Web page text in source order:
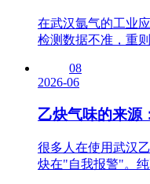
在武汉氩气的工业
检测数据不准，重
08
2026-06
乙炔气味的来源
很多人在使用武汉
炔在"自我报警"。